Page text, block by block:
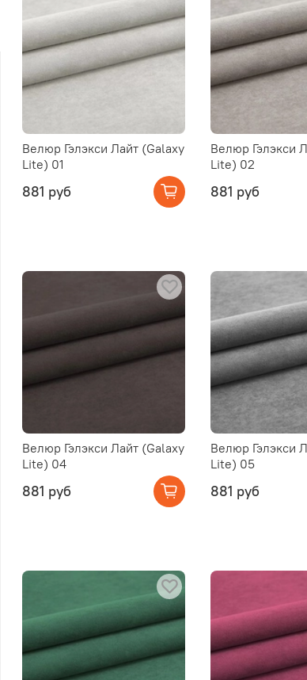
Велюр Гэлэкси Лайт (Galaxy
Lite) 01
881 руб
Велюр Гэлэкси
Lite) 02
881 руб
Велюр Гэлэкси Лайт (Galaxy
Lite) 04
881 руб
Велюр Гэлэкси
Lite) 05
881 руб